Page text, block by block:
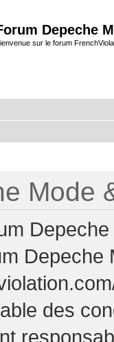
Depeche
sur le forum
Mode
Depeche
des